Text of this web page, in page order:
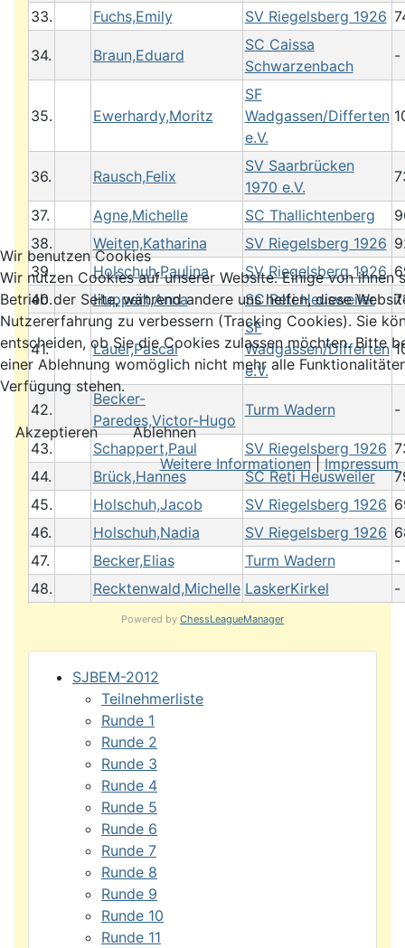
SJBEM-2012
Teilnehmerliste
Runde 1
Runde 2
Runde 3
Runde 4
Runde 5
Runde 6
Runde 7
Runde 8
Runde 9
Runde 10
Runde 11
33. Fuchs,Emily SV Riegelsberg 1926
34. Braun,Eduard
SC Caissa
Schwarzenbach
-
35. Ewerhardy,Moritz
SF
Wadgassen/Differten
e.V.
36. Rausch,Felix
SV Saarbrücken
1970 e.V.
37. Agne,Michelle SC Thallichtenberg
38.
Weiten,Katharina SV Riegelsberg 1926
39.
Holschuh,Paulina SV Riegelsberg 1926
40.
Huppert,Anna SC Reti Heusweiler
41. Lauer,Pascal
SF
Wadgassen/Differten
e.V.
42.
Becker-
Paredes,Victor-Hugo
Turm Wadern -
43. Schappert,Paul SV Riegelsberg 1926
44.
Brück,Hannes SC Reti Heusweiler
45.
Holschuh,Jacob SV Riegelsberg 1926
46.
Holschuh,Nadia SV Riegelsberg 1926
47.
Becker,Elias Turm Wadern
-
48.
Recktenwald,Michelle LaskerKirkel -
Powered by ChessLeagueManager
Wir benutzen Cookies
Wir nutzen Cookies auf unserer Website. Einige von ihnen
Betrieb der Seite, während andere uns helfen, diese
Nutzererfahrung zu verbessern (Tracking Cookies). Sie
entscheiden, ob Sie die Cookies zulassen möchten. Bitte
einer Ablehnung womöglich nicht mehr alle
Verfügung stehen.
Akzeptieren
Ablehnen
Weitere Informationen|Impressum